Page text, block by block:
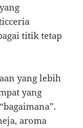
titik tetap
yang lebih
yang
aroma